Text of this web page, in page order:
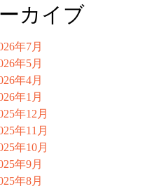
カイブ
年7月
年5月
年4月
年1月
年12月
年11月
年10月
年9月
年8月